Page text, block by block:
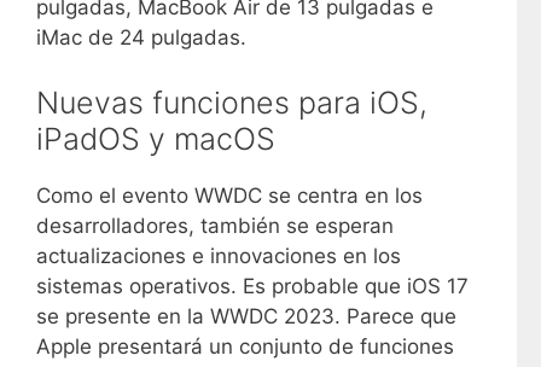
pulgadas, MacBook Air de 13 pulgadas e
iMac de 24 pulgadas.
Nuevas funciones para iOS,
iPadOS y macOS
Como el evento WWDC se centra en los
desarrolladores, también se esperan
actualizaciones e innovaciones en los
sistemas operativos. Es probable que iOS 17
se presente en la WWDC 2023. Parece que
Apple presentará un conjunto de funciones